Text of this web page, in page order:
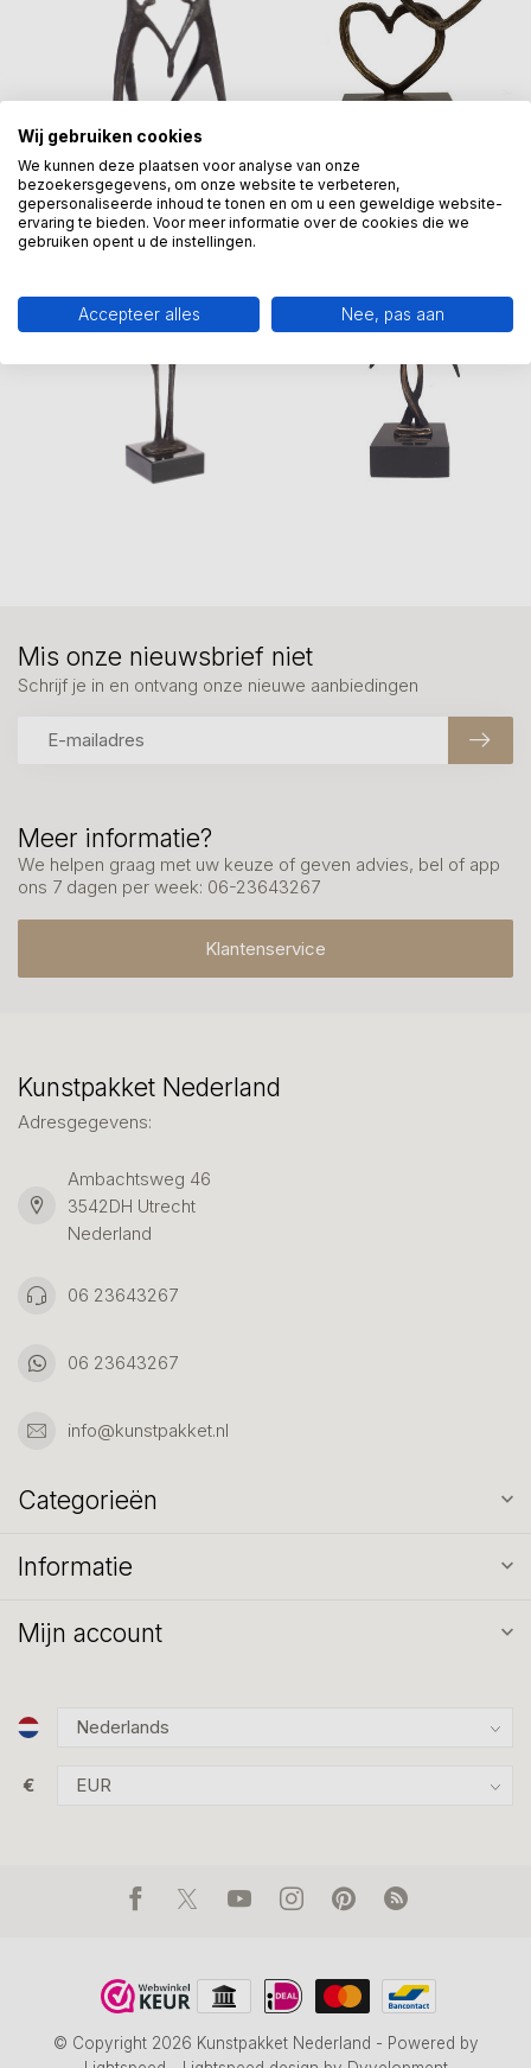
Meer informatie?
We helpen graag met uw keuze of geven advies, bel of app
ons 7 dagen per week: 06-23643267
Klantenservice
Mis onze nieuwsbrief niet
Schrijf je in en ontvang onze nieuwe aanbiedingen
Kunstpakket Nederland
Adresgegevens:
Ambachtsweg 46
3542DH Utrecht
Nederland
06 23643267
06 23643267
info@kunstpakket.nl
Categorieën
Informatie
Mijn account
€
© Copyright 2026 Kunstpakket Nederland - Powered by
Wij gebruiken cookies
We kunnen deze plaatsen voor analyse van onze
bezoekersgegevens, om onze website te verbeteren,
gepersonaliseerde inhoud te tonen en om u een geweldige website-
ervaring te bieden. Voor meer informatie over de cookies die we
gebruiken opent u de instellingen.
Accepteer alles Nee, pas aan